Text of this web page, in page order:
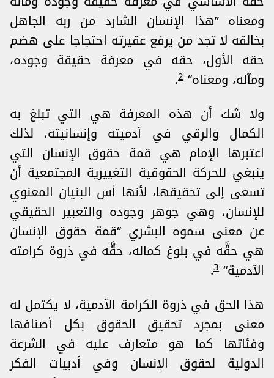
ومعناه ”هذا الإنسان الشارد من ربه الجاهل
بخالقه لا تجد من يرفع عقيرته احتجاجا على هضم
حقه الأول، حقه في معرفة حقيقة وجوده،
ومآله، ومعناه“ 2
.
ولا شك أن هذه المعرفة هي التي تبلغ به
الكمال والرقي في آدميته وإنسانيته، لذلك
اعتبرها الإمام هي قمة حقوق الإنسان التي
ينبغي للحركة الحقوقية التغييرية المجتمعية أن
تسعى إلى تحقيقها، لأنها أس البنيان المعنوي
للإنسان، وهي جوهر وجوده والتعبير الحقيقي
عن معنى سموه البشري “قمة حقوق الإنسان
هي حقَّه في بلوغ كماله، حقَّه في ذروة كرامته
الآدمية“ 3
.
هذا الحق في ذروة الكرامة الآدمية، لا يكتمل له
معنى بمجرد تحقيق الحقوق بكل أصنافها
وفئاتها كما هو متعارف عليه في الشرعة
الدولية لحقوق الإنسان وفي أدبيات الفكر